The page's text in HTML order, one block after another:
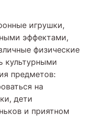
игрушки,
эффектами,
физические
культурными
предметов:
на
дети
и приятном